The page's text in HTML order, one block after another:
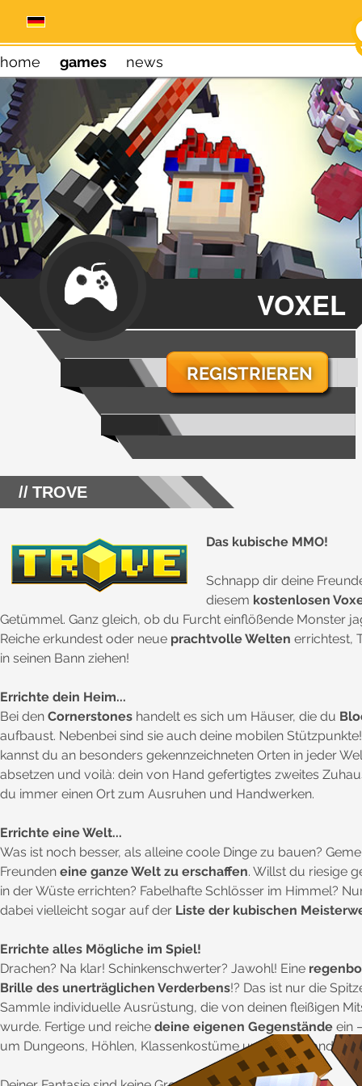
home games news
VOXEL
REGISTRIEREN
TROVE
Das kubische MMO!
Schnapp dir deine
diesem kostenlosen
Getümmel. Ganz gleich, ob du Furcht einflößende Monster
Reiche erkundest oder neue prachtvolle Welten errichtest,
in seinen Bann ziehen!
Errichte dein Heim...
Bei den Cornerstones handelt es sich um Häuser, die du
aufbaust. Nebenbei sind sie auch deine mobilen
kannst du an besonders gekennzeichneten Orten in jeder
absetzen und voilà: dein von Hand gefertigtes zweites
du immer einen Ort zum Ausruhen und Handwerken.
Errichte eine Welt...
Was ist noch besser, als alleine coole Dinge zu bauen?
Freunden eine ganze Welt zu erschaffen. Willst du riesige
in der Wüste errichten? Fabelhafte Schlösser im Himmel?
dabei vielleicht sogar auf der Liste der kubischen
Errichte alles Mögliche im Spiel!
Drachen? Na klar! Schinkenschwerter? Jawohl! Eine
Brille des unerträglichen Verderbens!? Das ist nur die
Sammle individuelle Ausrüstung, die von deinen fleißigen
wurde. Fertige und reiche deine eigenen Gegenstände ein
um Dungeons, Höhlen, Klassenkostüme und mehr handeln.